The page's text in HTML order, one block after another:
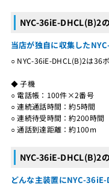
NYC-36iE-DHCL(B)2
当店が独自に収集した
○ NYC-36iE-DHCL(B)2は36
◆ 子機
○ 電話帳：100件×2番号
○ 連続通話時間：約5時間
○ 連続待受時間：約200時間
○ 通話到達距離：約100m
NYC-36iE-DHCL(B)2
どんな主装置にNYC-